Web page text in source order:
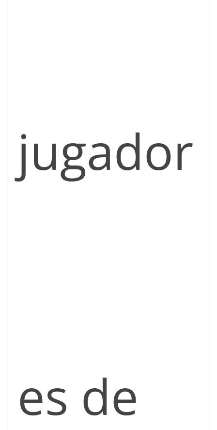
jugador
es de